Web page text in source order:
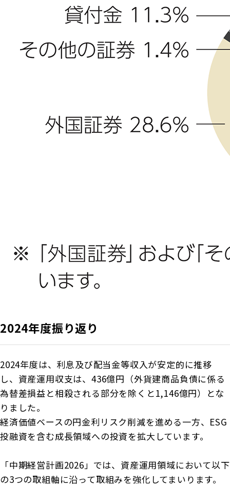
ご契約者さま向けサービス
諸利率のお知らせ
お客さま宛通知「大樹生命からのお知ら
生命保険料控除制度について
大樹 企業保険ダイレクトシステム（団体保険の
各種照会・お手続きサービス）
団体年金制度関連
確定給付企業年金オンラインサービス（CPBS）
企業年金の事務再委託先変更について（契約者さ
教育費シミュレーター
健康について知る
認知症について知る
お客さま本位の業務運営
大樹生命 CM紹介
2024年度振り返り
2024年度は、利息及び配当金等収入が安定的に推移
し、資産運用収支は、436億円（外貨建商品負債に係る
為替差損益と相殺される部分を除くと1,146億円）とな
りました。
経済価値ベースの円金利リスク削減を進める一方、ESG
投融資を含む成長領域への投資を拡大しています。
「中期経営計画2026」では、資産運用領域において以下
の3つの取組軸に沿って取組みを強化してまいります。